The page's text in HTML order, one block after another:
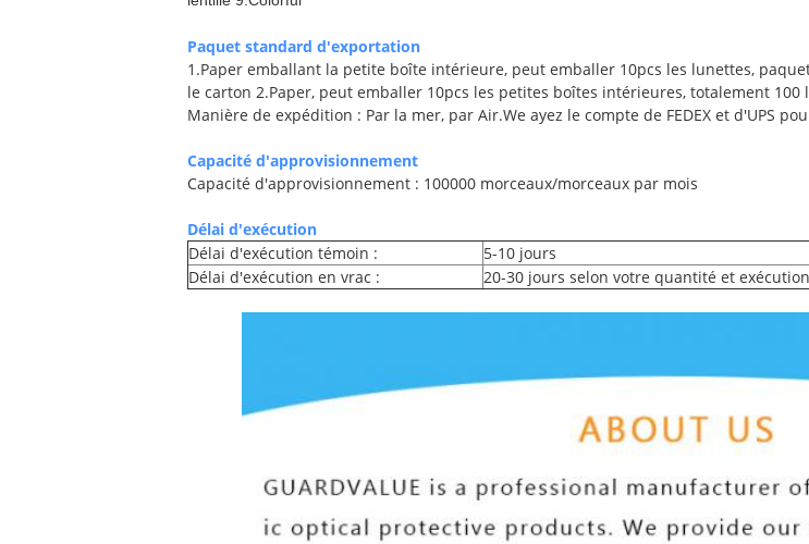
Paquet standard d'exportation
1.Paper emballant la petite boîte intérieure, peut emballer 10pcs les lunettes,
le carton 2.Paper, peut emballer 10pcs les petites boîtes intérieures, totalement 100
Manière de expédition : Par la mer, par Air.We ayez le compte de FEDEX et d'UPS
Capacité d'approvisionnement
Capacité d'approvisionnement : 100000 morceaux/morceaux par mois
Délai d'exécution
Délai d'exécution témoin :
5-10 jours
Délai d'exécution en vrac :
20-30 jours selon votre quantité et